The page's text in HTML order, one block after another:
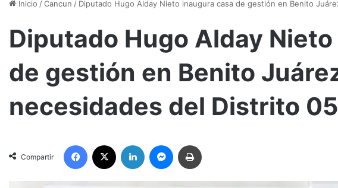
Inicio /Cancun / Diputado Hugo Alday Nieto inaugura casa de gestión en Benito
Diputado Hugo Alday
de gestión en Benito
necesidades del Distrito 05
Compartir
Facebook LinkedIn Messenger